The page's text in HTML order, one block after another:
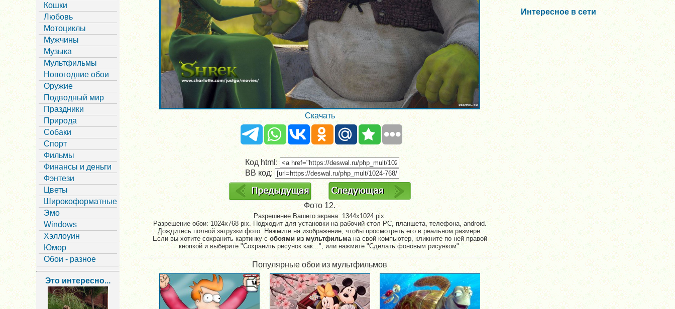
Кошки
Любовь
Мотоциклы
Мужчины
Музыка
Мультфильмы
Новогодние обои
Оружие
Подводный мир
Праздники
Природа
Собаки
Спорт
Фильмы
Финансы и деньги
Фэнтези
Цветы
Широкоформатные
Эмо
Windows
Хэллоуин
Юмор
Обои - разное
Это интересно...
Скачать
Код html:
BB код:
Фото 12.
Разрешение Вашего экрана: 1344x1024 pix.
Разрешение обои: 1024x768 pix. Подходит для установки на рабочий стол PC, планшета, телефона, android.
Дождитесь полной загрузки фото. Нажмите на изображение, чтобы просмотреть его в реальном размере.
Если вы хотите сохранить картинку собоями из мультфильмана свой компьютер, кликните по ней правой
кнопкой и выберите "Сохранить рисунок как...", или нажмите "Сделать фоновым рисунком".
Популярные обои из мультфильмов
Интересное в сети